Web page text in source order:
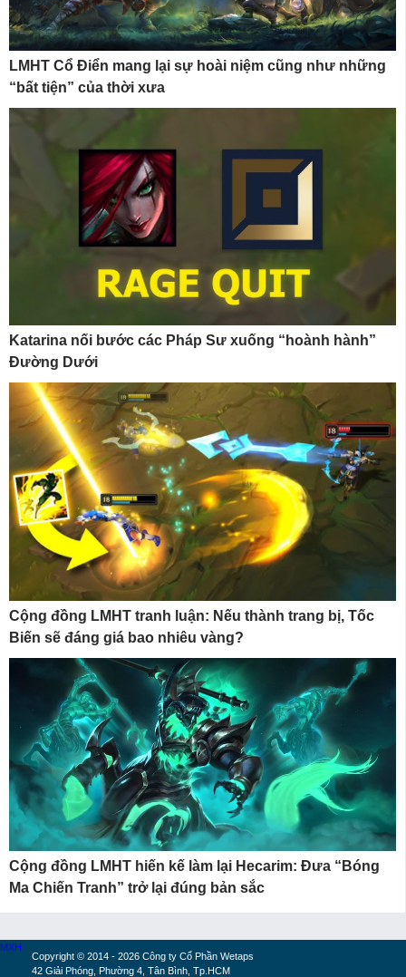
LMHT Cổ Điển mang lại sự hoài niệm cũng như những
“bất tiện” của thời xưa
Katarina nối bước các Pháp Sư xuống “hoành hành”
Đường Dưới
Cộng đồng LMHT tranh luận: Nếu thành trang bị, Tốc
Biến sẽ đáng giá bao nhiêu vàng?
Cộng đồng LMHT hiến kế làm lại Hecarim: Đưa “Bóng
Ma Chiến Tranh” trở lại đúng bản sắc
Copyright © 2014 - 2026 Công ty Cổ Phần Wetaps
42 Giải Phóng, Phường 4, Tân Bình, Tp.HCM
MXH